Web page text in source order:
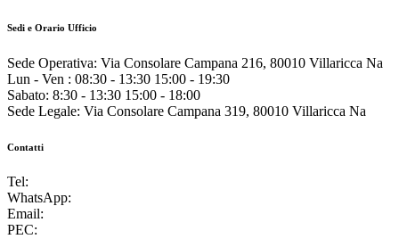
Sedi e Orario Ufficio
Sede Operativa: Via Consolare Campana 216, 80010 Villaricca Na
Lun - Ven : 08:30 - 13:30 15:00 - 19:30
Sabato: 8:30 - 13:30 15:00 - 18:00
Sede Legale: Via Consolare Campana 319, 80010 Villaricca Na
Contatti
Tel:
WhatsApp:
Email:
PEC: